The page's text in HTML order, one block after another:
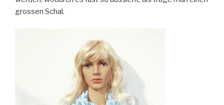
grossen Schal.